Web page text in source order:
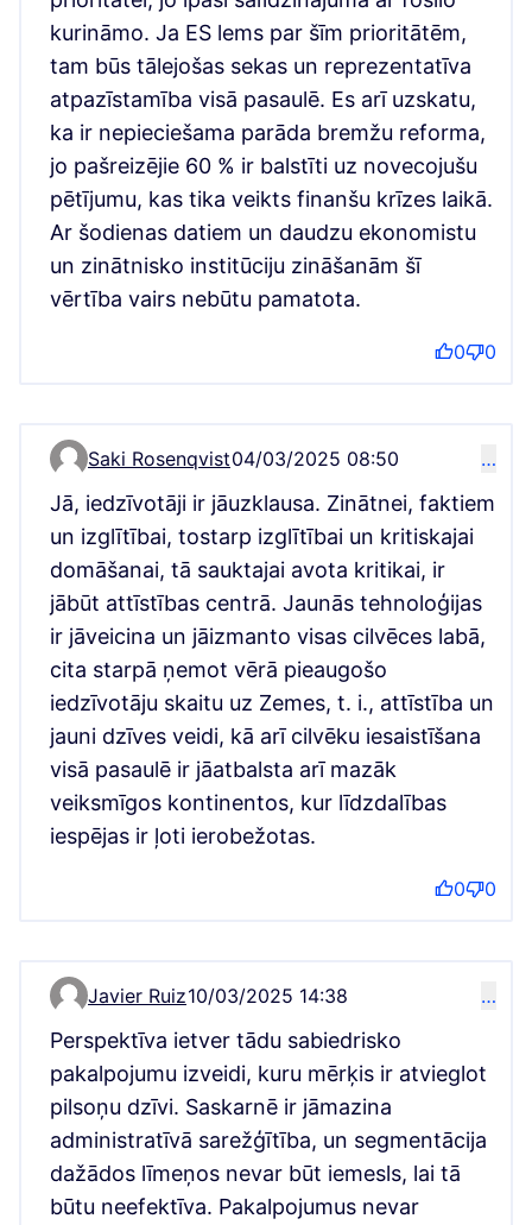
kurināmo. Ja ES lems par šīm prioritātēm,
tam būs tālejošas sekas un reprezentatīva
atpazīstamība visā pasaulē. Es arī uzskatu,
ka ir nepieciešama parāda bremžu reforma,
jo pašreizējie 60 % ir balstīti uz novecojušu
pētījumu, kas tika veikts finanšu krīzes laikā.
Ar šodienas datiem un daudzu ekonomistu
un zinātnisko institūciju zināšanām šī
vērtība vairs nebūtu pamatota.
0 0
Comment 2641
Saki Rosenqvist04/03/2025 08:50 …
Jā, iedzīvotāji ir jāuzklausa. Zinātnei, faktiem
un izglītībai, tostarp izglītībai un kritiskajai
domāšanai, tā sauktajai avota kritikai, ir
jābūt attīstības centrā. Jaunās tehnoloģijas
ir jāveicina un jāizmanto visas cilvēces labā,
cita starpā ņemot vērā pieaugošo
iedzīvotāju skaitu uz Zemes, t. i., attīstība un
jauni dzīves veidi, kā arī cilvēku iesaistīšana
visā pasaulē ir jāatbalsta arī mazāk
veiksmīgos kontinentos, kur līdzdalības
iespējas ir ļoti ierobežotas.
0 0
Comment 3268
Javier Ruiz10/03/2025 14:38 …
Perspektīva ietver tādu sabiedrisko
pakalpojumu izveidi, kuru mērķis ir atvieglot
pilsoņu dzīvi. Saskarnē ir jāmazina
administratīvā sarežģītība, un segmentācija
dažādos līmeņos nevar būt iemesls, lai tā
būtu neefektīva. Pakalpojumus nevar